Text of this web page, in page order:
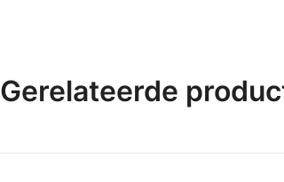
Gerelateerde